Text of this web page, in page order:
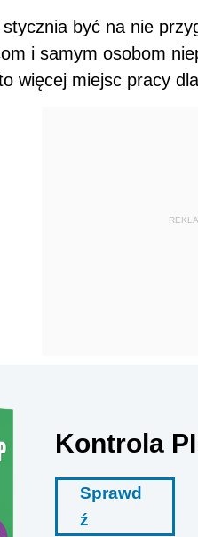
być na nie
i samym osobom
więcej miejsc pracy
Kontrola
Sprawd
ź